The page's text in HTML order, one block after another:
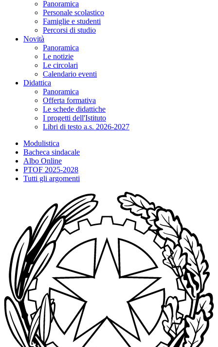
Panoramica
Personale scolastico
Famiglie e studenti
Percorsi di studio
Novità
Panoramica
Le notizie
Le circolari
Calendario eventi
Didattica
Panoramica
Offerta formativa
Le schede didattiche
I progetti dell'Istituto
Libri di testo a.s. 2026-2027
Modulistica
Bacheca sindacale
Albo Online
PTOF 2025-2028
Tutti gli argomenti